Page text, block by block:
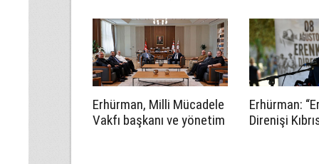
Erhürman, Milli Mücadele
Vakfı başkanı ve yönetim
Erhürman:
Direnişi